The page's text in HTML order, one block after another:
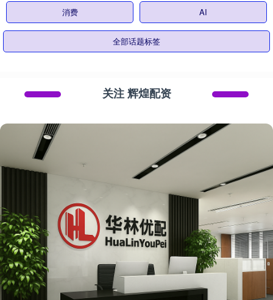
消费 AI
全部话题标签
关注 辉煌配资